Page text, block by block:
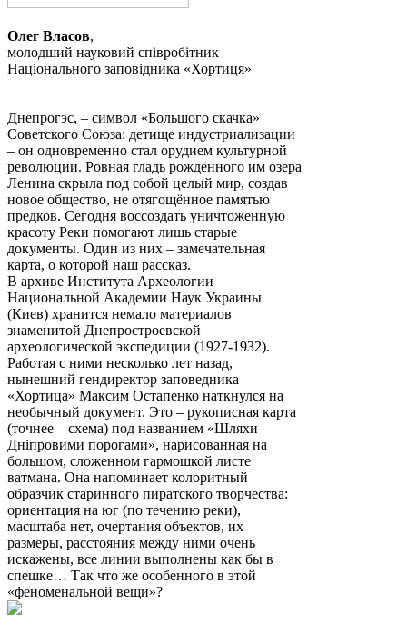
Олег Власов,
молодший науковий співробітник
Національного заповідника «Хортиця»
Днепрогэс, – символ «Большого скачка»
Советского Союза: детище индустриализации
– он одновременно стал орудием культурной
революции. Ровная гладь рождённого им озера
Ленина скрыла под собой целый мир, создав
новое общество, не отягощённое памятью
предков. Сегодня воссоздать уничтоженную
красоту Реки помогают лишь старые
документы. Один из них – замечательная
карта, о которой наш рассказ.
В архиве Института Археологии
Национальной Академии Наук Украины
(Киев) хранится немало материалов
знаменитой Днепростроевской
археологической экспедиции (1927-1932).
Работая с ними несколько лет назад,
нынешний гендиректор заповедника
«Хортица» Максим Остапенко наткнулся на
необычный документ. Это – рукописная карта
(точнее – схема) под названием «Шляхи
Днiпровими порогами», нарисованная на
большом, сложенном гармошкой листе
ватмана. Она напоминает колоритный
образчик старинного пиратского творчества:
ориентация на юг (по течению реки),
масштаба нет, очертания объектов, их
размеры, расстояния между ними очень
искажены, все линии выполнены как бы в
спешке… Так что же особенного в этой
«феноменальной вещи»?